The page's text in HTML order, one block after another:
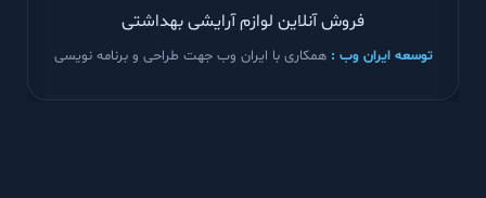
توسعه فروشگاه اینترنتی سم 7 شاپ